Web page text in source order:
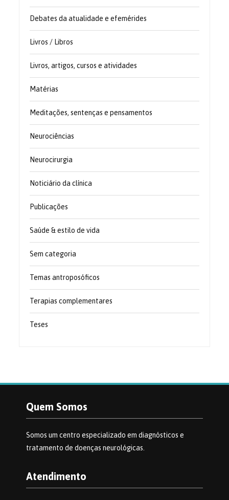
Debates da atualidade e efemérides
Livros / Libros
Livros, artigos, cursos e atividades
Matérias
Meditações, sentenças e pensamentos
Neurociências
Neurocirurgia
Noticiário da clínica
Publicações
Saúde & estilo de vida
Sem categoria
Temas antroposóficos
Terapias complementares
Teses
Quem Somos
Somos um centro especializado em diagnósticos e
tratamento de doenças neurológicas.
Atendimento